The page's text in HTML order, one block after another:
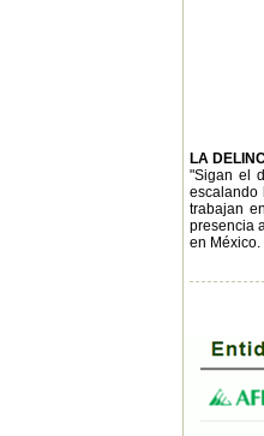
LA
"Sigan el
escalando
trabajan
presencia
en México.